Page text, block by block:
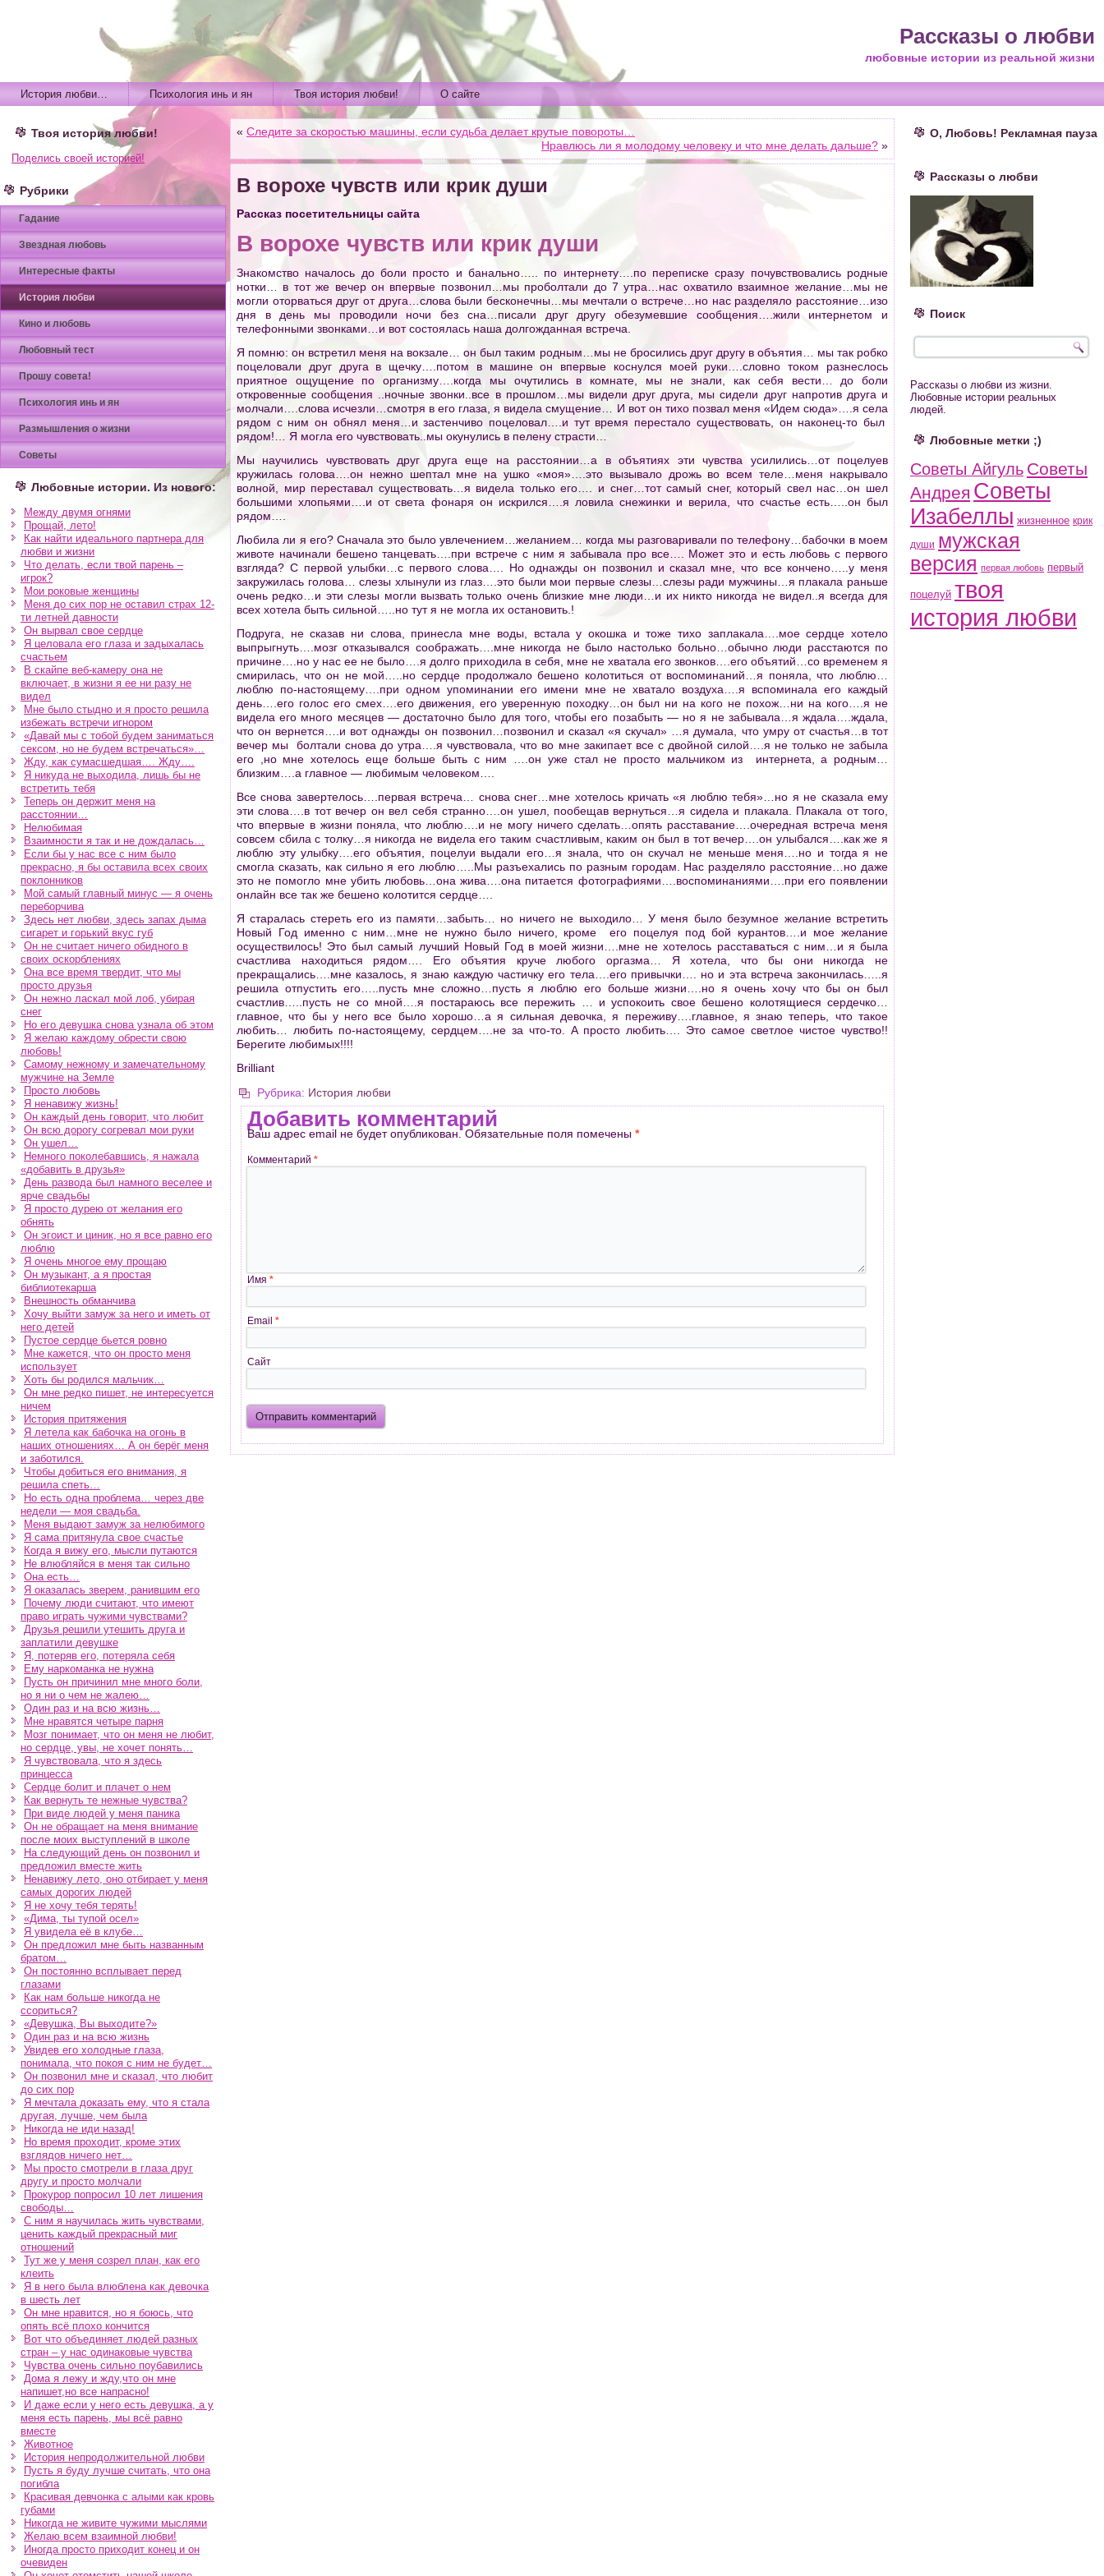
Рассказы о любви
любовные истории из реальной жизни
История любви… Психология инь и ян Твоя история любви! О сайте
Твоя история любви!
Поделись своей историей!
Рубрики
Гадание
Звездная любовь
Интересные факты
История любви
Кино и любовь
Любовный тест
Прошу совета!
Психология инь и ян
Размышления о жизни
Советы
Любовные истории. Из нового:
Между двумя огнями
Прощай, лето!
Как найти идеального партнера для
любви и жизни
Что делать, если твой парень –
игрок?
Мои роковые женщины
Меня до сих пор не оставил страх 12-
ти летней давности
Он вырвал свое сердце
Я целовала его глаза и задыхалась
счастьем
В скайпе веб-камеру она не
включает, в жизни я ее ни разу не
видел
Мне было стыдно и я просто решила
избежать встречи игнором
«Давай мы с тобой будем заниматься
сексом, но не будем встречаться»…
Жду, как сумасшедшая…. Жду….
Я никуда не выходила, лишь бы не
встретить тебя
Теперь он держит меня на
расстоянии…
Нелюбимая
Взаимности я так и не дождалась…
Если бы у нас все с ним было
прекрасно, я бы оставила всех своих
поклонников
Мой самый главный минус — я очень
переборчива
Здесь нет любви, здесь запах дыма
сигарет и горький вкус губ
Он не считает ничего обидного в
своих оскорблениях
Она все время твердит, что мы
просто друзья
Он нежно ласкал мой лоб, убирая
снег
Но его девушка снова узнала об этом
Я желаю каждому обрести свою
любовь!
Самому нежному и замечательному
мужчине на Земле
Просто любовь
Я ненавижу жизнь!
Он каждый день говорит, что любит
Он всю дорогу согревал мои руки
Он ушел…
Немного поколебавшись, я нажала
«добавить в друзья»
День развода был намного веселее и
ярче свадьбы
Я просто дурею от желания его
обнять
Он эгоист и циник, но я все равно его
люблю
Я очень многое ему прощаю
Он музыкант, а я простая
библиотекарша
Внешность обманчива
Хочу выйти замуж за него и иметь от
него детей
Пустое сердце бьется ровно
Мне кажется, что он просто меня
использует
Хоть бы родился мальчик…
Он мне редко пишет, не интересуется
ничем
История притяжения
Я летела как бабочка на огонь в
наших отношениях… А он берёг меня
и заботился.
Чтобы добиться его внимания, я
решила спеть…
Но есть одна проблема… через две
недели — моя свадьба.
Меня выдают замуж за нелюбимого
Я сама притянула свое счастье
Когда я вижу его, мысли путаются
Не влюбляйся в меня так сильно
Она есть…
Я оказалась зверем, ранившим его
Почему люди считают, что имеют
право играть чужими чувствами?
Друзья решили утешить друга и
заплатили девушке
Я, потеряв его, потеряла себя
Ему наркоманка не нужна
Пусть он причинил мне много боли,
но я ни о чем не жалею…
Один раз и на всю жизнь…
Мне нравятся четыре парня
Мозг понимает, что он меня не любит,
но сердце, увы, не хочет понять…
Я чувствовала, что я здесь
принцесса
Сердце болит и плачет о нем
Как вернуть те нежные чувства?
При виде людей у меня паника
Он не обращает на меня внимание
после моих выступлений в школе
На следующий день он позвонил и
предложил вместе жить
Ненавижу лето, оно отбирает у меня
самых дорогих людей
Я не хочу тебя терять!
«Дима, ты тупой осел»
Я увидела её в клубе…
Он предложил мне быть названным
братом…
Он постоянно всплывает перед
глазами
Как нам больше никогда не
ссориться?
«Девушка, Вы выходите?»
Один раз и на всю жизнь
Увидев его холодные глаза,
понимала, что покоя с ним не будет…
Он позвонил мне и сказал, что любит
до сих пор
Я мечтала доказать ему, что я стала
другая, лучше, чем была
Никогда не иди назад!
Но время проходит, кроме этих
взглядов ничего нет…
Мы просто смотрели в глаза друг
другу и просто молчали
Прокурор попросил 10 лет лишения
свободы…
С ним я научилась жить чувствами,
ценить каждый прекрасный миг
отношений
Тут же у меня созрел план, как его
клеить
Я в него была влюблена как девочка
в шесть лет
Он мне нравится, но я боюсь, что
опять всё плохо кончится
Вот что объединяет людей разных
стран – у нас одинаковые чувства
Чувства очень сильно поубавились
Дома я лежу и жду,что он мне
напишет,но все напрасно!
И даже если у него есть девушка, а у
меня есть парень, мы всё равно
вместе
Животное
История непродолжительной любви
Пусть я буду лучше считать, что она
погибла
Красивая девчонка с алыми как кровь
губами
Никогда не живите чужими мыслями
Желаю всем взаимной любви!
Иногда просто приходит конец и он
очевиден
« Следите за скоростью машины, если судьба делает крутые повороты…
Нравлюсь ли я молодому человеку и что мне делать дальше? »
В ворохе чувств или крик души
Рассказ посетительницы сайта
В ворохе чувств или крик души
Знакомство началось до боли просто и банально….. по интернету….по переписке сразу почувствовались родные
нотки… в тот же вечер он впервые позвонил…мы проболтали до 7 утра…нас охватило взаимное желание…мы не
могли оторваться друг от друга…слова были бесконечны…мы мечтали о встрече…но нас разделяло расстояние…изо
дня в день мы проводили ночи без сна…писали друг другу обезумевшие сообщения….жили интернетом и
телефонными звонками…и вот состоялась наша долгожданная встреча.
Я помню: он встретил меня на вокзале… он был таким родным…мы не бросились друг другу в объятия… мы так робко
поцеловали друг друга в щечку….потом в машине он впервые коснулся моей руки….словно током разнеслось
приятное ощущение по организму….когда мы очутились в комнате, мы не знали, как себя вести… до боли
откровенные сообщения ..ночные звонки..все в прошлом…мы видели друг друга, мы сидели друг напротив друга и
молчали….слова исчезли…смотря в его глаза, я видела смущение… И вот он тихо позвал меня «Идем сюда»….я села
рядом с ним он обнял меня…и застенчиво поцеловал….и тут время перестало существовать, он наконец-то был
рядом!… Я могла его чувствовать..мы окунулись в пелену страсти…
Мы научились чувствовать друг друга еще на расстоянии…а в объятиях эти чувства усилились…от поцелуев
кружилась голова….он нежно шептал мне на ушко «моя»….это вызывало дрожь во всем теле…меня накрывало
волной, мир переставал существовать…я видела только его…. и снег…тот самый снег, который свел нас…он шел
большими хлопьями….и от света фонаря он искрился….я ловила снежинки и верила, что счастье есть…..он был
рядом….
Любила ли я его? Сначала это было увлечением…желанием… когда мы разговаривали по телефону…бабочки в моем
животе начинали бешено танцевать….при встрече с ним я забывала про все…. Может это и есть любовь с первого
взгляда? С первой улыбки…с первого слова…. Но однажды он позвонил и сказал мне, что все кончено…..у меня
закружилась голова… слезы хлынули из глаз….это были мои первые слезы…слезы ради мужчины…я плакала раньше
очень редко…и эти слезы могли вызвать только очень близкие мне люди…и их никто никогда не видел..я всегда для
всех хотела быть сильной…..но тут я не могла их остановить.!
Подруга, не сказав ни слова, принесла мне воды, встала у окошка и тоже тихо заплакала….мое сердце хотело
выпрыгнуть….мозг отказывался соображать….мне никогда не было настолько больно…обычно люди расстаются по
причине….но у нас ее не было….я долго приходила в себя, мне не хватала его звонков….его объятий…со временем я
смирилась, что он не мой…..но сердце продолжало бешено колотиться от воспоминаний…я поняла, что люблю…
люблю по-настоящему….при одном упоминании его имени мне не хватало воздуха….я вспоминала его каждый
день….его голос его смех….его движения, его уверенную походку…он был ни на кого не похож…ни на кого….я не
видела его много месяцев — достаточно было для того, чтобы его позабыть — но я не забывала…я ждала….ждала,
что он вернется….и вот однажды он позвонил…позвонил и сказал «я скучал» …я думала, что умру от счастья…в тот
вечер мы болтали снова до утра….я чувствовала, что во мне закипает все с двойной силой….я не только не забыла
его ,но мне хотелось еще больше быть с ним ….он уже стал не просто мальчиком из интернета, а родным…
близким….а главное — любимым человеком….
Все снова завертелось….первая встреча… снова снег…мне хотелось кричать «я люблю тебя»…но я не сказала ему
эти слова….в тот вечер он вел себя странно….он ушел, пообещав вернуться…я сидела и плакала. Плакала от того,
что впервые в жизни поняла, что люблю….и не могу ничего сделать…опять расставание….очередная встреча меня
совсем сбила с толку…я никогда не видела его таким счастливым, каким он был в тот вечер….он улыбался….как же я
люблю эту улыбку….его объятия, поцелуи выдали его…я знала, что он скучал не меньше меня….но и тогда я не
смогла сказать, как сильно я его люблю…..Мы разъехались по разным городам. Нас разделяло расстояние…но даже
это не помогло мне убить любовь…она жива….она питается фотографиями….воспоминаниями….при его появлении
онлайн все так же бешено колотится сердце….
Я старалась стереть его из памяти…забыть… но ничего не выходило… У меня было безумное желание встретить
Новый Год именно с ним…мне не нужно было ничего, кроме его поцелуя под бой курантов….и мое желание
осуществилось! Это был самый лучший Новый Год в моей жизни….мне не хотелось расставаться с ним…и я была
счастлива находиться рядом…. Его объятия круче любого оргазма… Я хотела, что бы они никогда не
прекращались….мне казалось, я знаю каждую частичку его тела….его привычки…. но и эта встреча закончилась…..я
решила отпустить его…..пусть мне сложно…пусть я люблю его больше жизни….но я очень хочу что бы он был
счастлив…..пусть не со мной….я постараюсь все пережить … и успокоить свое бешено колотящиеся сердечко…
главное, что бы у него все было хорошо…а я сильная девочка, я переживу….главное, я знаю теперь, что такое
любить… любить по-настоящему, сердцем….не за что-то. А просто любить…. Это самое светлое чистое чувство!!
Берегите любимых!!!!
Brilliant
Рубрика: История любви
Добавить комментарий
Ваш адрес email не будет опубликован. Обязательные поля помечены *
Комментарий *
Имя *
Email *
Сайт
О, Любовь! Рекламная пауза
Рассказы о любви
Поиск
Рассказы о любви из жизни.
Любовные истории реальных
людей.
Любовные метки ;)
Советы Айгуль Советы
Андрея Советы
Изабеллы жизненное крик
души мужская
версия первая любовь первый
поцелуй твоя
история любви